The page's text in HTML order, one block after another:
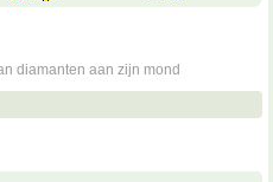
diamanten aan zijn mond